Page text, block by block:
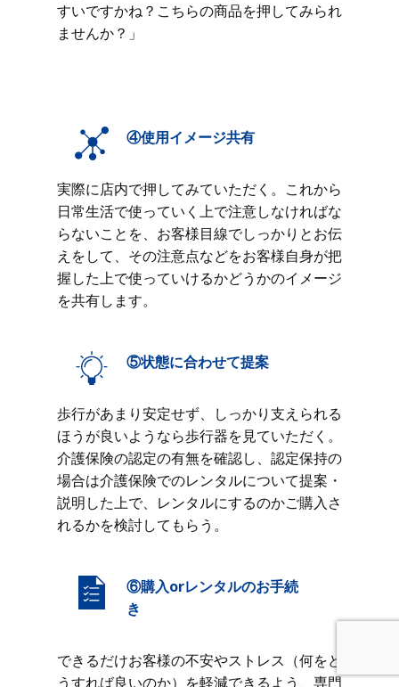
すいですかね？こちらの商品を押してみられ
ませんか？」
④使用イメージ共有
実際に店内で押してみていただく。これから
日常生活で使っていく上で注意しなければな
らないことを、お客様目線でしっかりとお伝
えをして、その注意点などをお客様自身が把
握した上で使っていけるかどうかのイメージ
を共有します。
⑤状態に合わせて提案
歩行があまり安定せず、しっかり支えられる
ほうが良いようなら歩行器を見ていただく。
介護保険の認定の有無を確認し、認定保持の
場合は介護保険でのレンタルについて提案・
説明した上で、レンタルにするのかご購入さ
れるかを検討してもらう。
⑥購入orレンタルのお手続
き
できるだけお客様の不安やストレス（何をど
うすれば良いのか）を軽減できるよう、専門